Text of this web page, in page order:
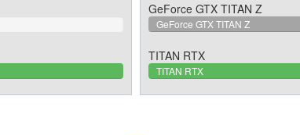
GeForce GTX TITAN Z
GeForce GTX TITAN Z
TITAN RTX
TITAN RTX